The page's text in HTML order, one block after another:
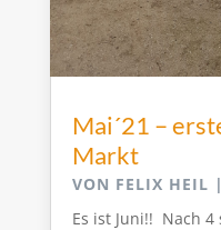
Mai´21 –
Markt
VON FELIX HEIL |
Es ist Juni!! Nach